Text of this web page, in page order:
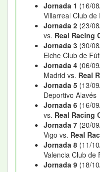
Jornada 1 (16/
Villarreal Club de
Jornada 2 (23/
vs. Real Racing
Jornada 3 (30/
Elche Club de
Jornada 4 (06/
Madrid vs. Real
Jornada 5 (13/
Deportivo Alavés
Jornada 6 (16/
vs. Real Racing
Jornada 7 (20/
Vigo vs. Real
Jornada 8 (11/
Valencia Club de
Jornada 9 (18/